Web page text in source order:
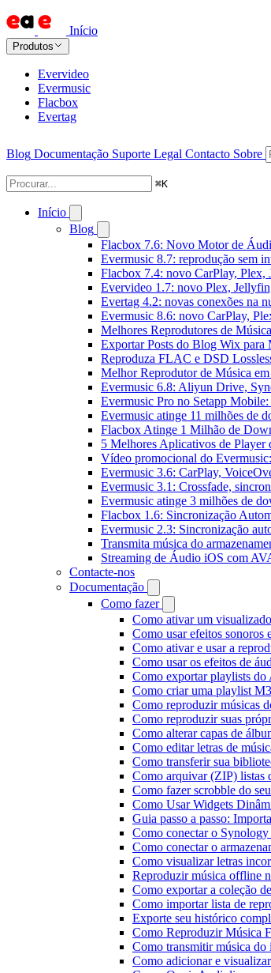
Início
Produtos
Evervideo
Evermusic
Flacbox
Evertag
Blog Documentação Suporte Legal Contacto Sobre
⌘K
Início
Blog
Flacbox 7.6: Novo Motor de
Evermusic 8.7: reprodução sem
Flacbox 7.4: novo CarPlay,
Evervideo 1.7: novo Plex,
Evertag 4.2: novas conexões na
Evermusic 8.6: novo CarPlay,
Melhores Reprodutores de
Exportar Posts do Blog Wix
Reproduza FLAC e DSD
Melhor Reprodutor de Música
Evermusic 6.8: Aliyun Drive,
Evermusic Pro no Setapp
Evermusic atinge 11 milhões de
Flacbox Atinge 1 Milhão de
5 Melhores Aplicativos de Player
Vídeo promocional do
Evermusic 3.6: CarPlay,
Evermusic 3.1: Crossfade,
Evermusic atinge 3 milhões de
Flacbox 1.6: Sincronização
Evermusic 2.3: Sincronização
Transmita música do
Streaming de Áudio iOS com
Contacte-nos
Documentação
Como fazer
Como ativar um
Como usar efeitos sonoros
Como ativar e usar a
Como usar os efeitos de
Como exportar playlists
Como criar uma playlist
Como reproduzir músicas
Como reproduzir suas
Como alterar capas de
Como editar letras de
Como transferir sua
Como arquivar (ZIP) listas
Como fazer scrobble do
Como Usar Widgets
Guia passo a passo:
Como conectar o
Como conectar o
Como visualizar letras
Reproduzir música offline
Como exportar a coleção
Como importar lista de
Exporte seu histórico
Como Reproduzir Música
Como transmitir música
Como adicionar e